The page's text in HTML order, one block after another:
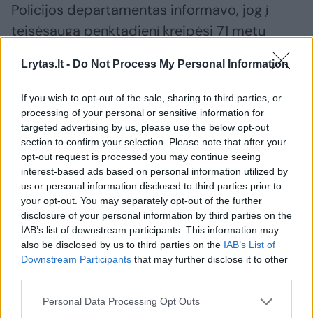
Lrytas.lt - Do Not Process My Personal Information
If you wish to opt-out of the sale, sharing to third parties, or
processing of your personal or sensitive information for
targeted advertising by us, please use the below opt-out
section to confirm your selection. Please note that after your
opt-out request is processed you may continue seeing
interest-based ads based on personal information utilized by
us or personal information disclosed to third parties prior to
your opt-out. You may separately opt-out of the further
disclosure of your personal information by third parties on the
IAB’s list of downstream participants. This information may
also be disclosed by us to third parties on the IAB’s List of
Downstream Participants that may further disclose it to other
Personal Data Processing Opt Outs
Policijos departamentas informavo, jog į
teisėsaugą penktadienį kreipėsi 71 metų
balandžio 7 d. Vilniuje, būnant namuose, jai
paskambino nepažįstami asmenys
(bendravo lietuvių ir rusų kalbomis), kurie,
prisistatę telekomunikacijos įmonės ir banko
darbuotojais bei policijos pareigūnais,
apgaulės būdu išviliojo 60 900 eurų ir banko
mokėjimo korteles, iš kurių neteisėtai
pasisavino dar 7 500 eurų. Bendras nuostolis
– 68 400 eurų.
policiją kreipėsi 43 metų sostinės gyventoja